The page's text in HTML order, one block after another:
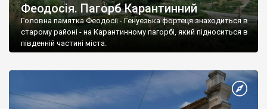
Феодосія. Пагорб Карантинний
Головна памятка Феодосії - Генуезька фортеця знаходиться в
старому районі - на Карантинному пагорбі, який підноситься в
південній частині міста.